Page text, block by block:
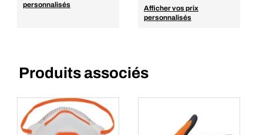
personnalisés
Afficher vos prix
personnalisés
Produits associés